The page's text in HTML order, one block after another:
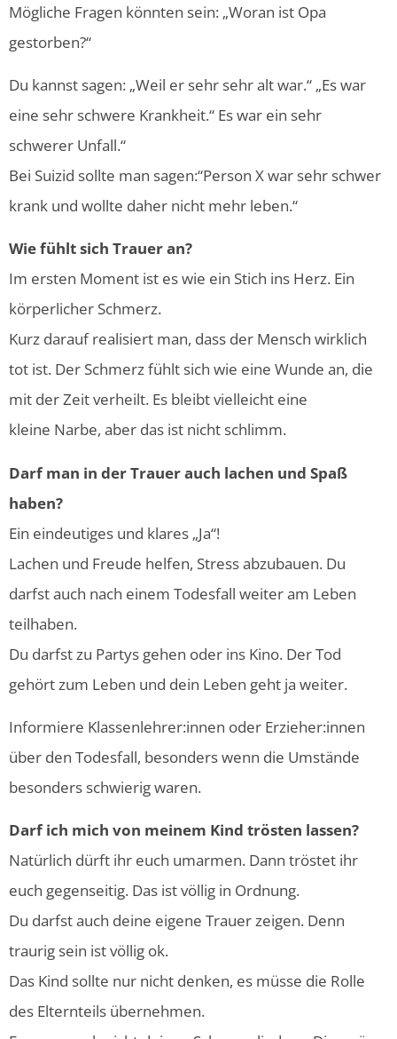
Mögliche Fragen könnten sein: „Woran ist Opa
gestorben?“
Du kannst sagen: „Weil er sehr sehr alt war.“ „Es war
eine sehr schwere Krankheit.“ Es war ein sehr
schwerer Unfall.“
Bei Suizid sollte man sagen:“Person X war sehr schwer
krank und wollte daher nicht mehr leben.“
Wie fühlt sich Trauer an?
Im ersten Moment ist es wie ein Stich ins Herz. Ein
körperlicher Schmerz.
Kurz darauf realisiert man, dass der Mensch wirklich
tot ist. Der Schmerz fühlt sich wie eine Wunde an, die
mit der Zeit verheilt. Es bleibt vielleicht eine
kleine Narbe, aber das ist nicht schlimm.
Darf man in der Trauer auch lachen und Spaß
haben?
Ein eindeutiges und klares „Ja“!
Lachen und Freude helfen, Stress abzubauen. Du
darfst auch nach einem Todesfall weiter am Leben
teilhaben.
Du darfst zu Partys gehen oder ins Kino. DerTod
gehört zum Leben und dein Leben geht ja weiter.
Informiere Klassenlehrer:innen oder Erzieher:innen
über den Todesfall, besonders wenn die Umstände
besonders schwierig waren.
Darf ich mich von meinem Kind trösten lassen?
Natürlich dürft ihr euch umarmen. Dann tröstet ihr
euch gegenseitig. Das ist völlig in Ordnung.
Du darfst auch deine eigene Trauer zeigen. Denn
traurig sein ist völlig ok.
Das Kind sollte nur nicht denken, es müsse die Rolle
des Elternteils übernehmen.